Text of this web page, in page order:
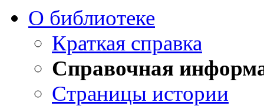
О библиотеке
Краткая справка
Справочная
Страницы истории